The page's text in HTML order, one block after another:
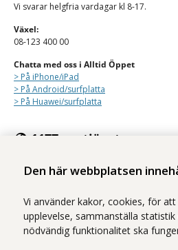
Den här webbplatsen
Vi använder kakor, cookies, för
upplevelse, sammanställa
nödvändig funktionalitet ska
Vi svarar helgfria vardagar kl 8-17.
Växel:
08-123 400 00
Chatta med oss i Alltid Öppet
> På iPhone/iPad
> På Android/surfplatta
> På Huawei/surfplatta
1177:s e-tjänster
kontakta vården på ett säkert sätt.